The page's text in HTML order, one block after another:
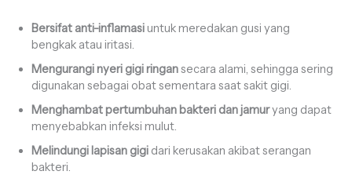
Bersifat anti-inflamasiuntuk meredakan gusi yang
bengkak atau iritasi.
Mengurangi nyeri gigi ringansecara alami, sehingga sering
digunakan sebagai obat sementara saat sakit gigi.
Menghambat pertumbuhan bakteri dan jamuryang dapat
menyebabkan infeksi mulut.
Melindungi lapisan gigi dari kerusakan akibat serangan
bakteri.